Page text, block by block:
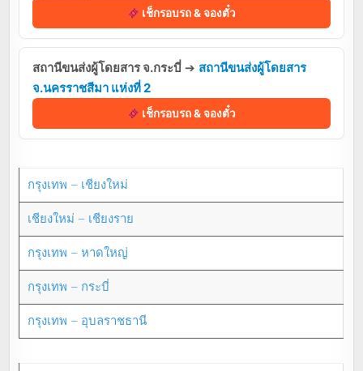
เช็กรอบรถ & จองตั๋ว
สถานีขนส่งผู้โดยสาร จ.กระบี่ ➔ สถานีขนส่งผู้โดยสาร
จ.นครราชสีมา แห่งที่ 2
เช็กรอบรถ & จองตั๋ว
กรุงเทพ – เชียงใหม่
เชียงใหม่ – เชียงราย
กรุงเทพ – หาดใหญ่
กรุงเทพ – กระบี่
กรุงเทพ – อุบลราชธานี